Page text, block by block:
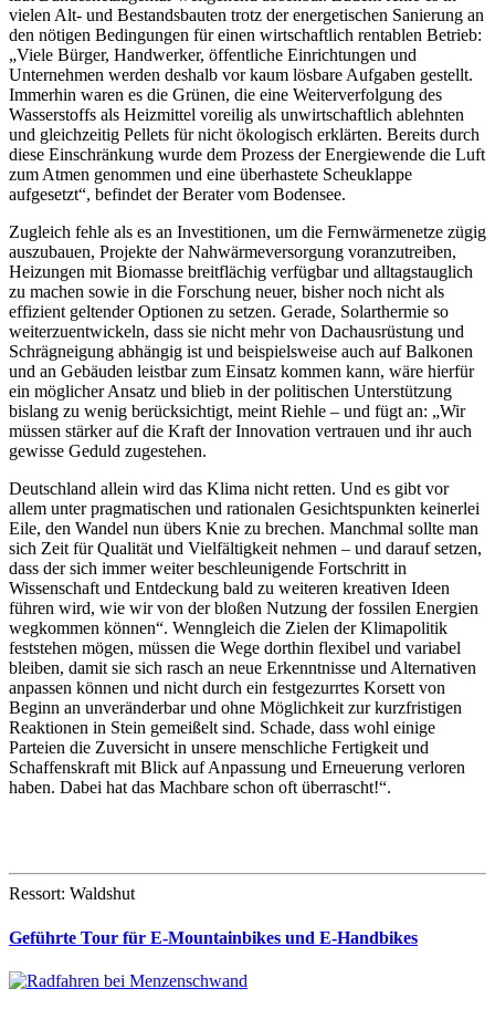
vielen Alt- und Bestandsbauten trotz der energetischen Sanierung an
den nötigen Bedingungen für einen wirtschaftlich rentablen Betrieb:
„Viele Bürger, Handwerker, öffentliche Einrichtungen und
Unternehmen werden deshalb vor kaum lösbare Aufgaben gestellt.
Immerhin waren es die Grünen, die eine Weiterverfolgung des
Wasserstoffs als Heizmittel voreilig als unwirtschaftlich ablehnten
und gleichzeitig Pellets für nicht ökologisch erklärten. Bereits durch
diese Einschränkung wurde dem Prozess der Energiewende die Luft
zum Atmen genommen und eine überhastete Scheuklappe
aufgesetzt“, befindet der Berater vom Bodensee.
Zugleich fehle als es an Investitionen, um die Fernwärmenetze zügig
auszubauen, Projekte der Nahwärmeversorgung voranzutreiben,
Heizungen mit Biomasse breitflächig verfügbar und alltagstauglich
zu machen sowie in die Forschung neuer, bisher noch nicht als
effizient geltender Optionen zu setzen. Gerade, Solarthermie so
weiterzuentwickeln, dass sie nicht mehr von Dachausrüstung und
Schrägneigung abhängig ist und beispielsweise auch auf Balkonen
und an Gebäuden leistbar zum Einsatz kommen kann, wäre hierfür
ein möglicher Ansatz und blieb in der politischen Unterstützung
bislang zu wenig berücksichtigt, meint Riehle – und fügt an: „Wir
müssen stärker auf die Kraft der Innovation vertrauen und ihr auch
gewisse Geduld zugestehen.
Deutschland allein wird das Klima nicht retten. Und es gibt vor
allem unter pragmatischen und rationalen Gesichtspunkten keinerlei
Eile, den Wandel nun übers Knie zu brechen. Manchmal sollte man
sich Zeit für Qualität und Vielfältigkeit nehmen – und darauf setzen,
dass der sich immer weiter beschleunigende Fortschritt in
Wissenschaft und Entdeckung bald zu weiteren kreativen Ideen
führen wird, wie wir von der bloßen Nutzung der fossilen Energien
wegkommen können“. Wenngleich die Zielen der Klimapolitik
feststehen mögen, müssen die Wege dorthin flexibel und variabel
bleiben, damit sie sich rasch an neue Erkenntnisse und Alternativen
anpassen können und nicht durch ein festgezurrtes Korsett von
Beginn an unveränderbar und ohne Möglichkeit zur kurzfristigen
Reaktionen in Stein gemeißelt sind. Schade, dass wohl einige
Parteien die Zuversicht in unsere menschliche Fertigkeit und
Schaffenskraft mit Blick auf Anpassung und Erneuerung verloren
haben. Dabei hat das Machbare schon oft überrascht!“.
Ressort: Waldshut
Geführte Tour für E-Mountainbikes und E-Handbikes